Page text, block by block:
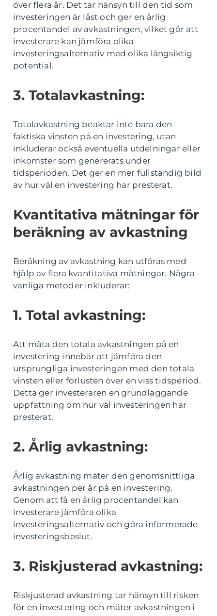
över flera år. Det tar hänsyn till den tid som
investeringen är låst och ger en årlig
procentandel av avkastningen, vilket gör att
investerare kan jämföra olika
investeringsalternativ med olika långsiktig
potential.
3. Totalavkastning:
Totalavkastning beaktar inte bara den
faktiska vinsten på en investering, utan
inkluderar också eventuella utdelningar eller
inkomster som genererats under
tidsperioden. Det ger en mer fullständig bild
av hur väl en investering har presterat.
Kvantitativa mätningar för
beräkning av avkastning
Beräkning av avkastning kan utföras med
hjälp av flera kvantitativa mätningar. Några
vanliga metoder inkluderar:
1. Total avkastning:
Att mäta den totala avkastningen på en
investering innebär att jämföra den
ursprungliga investeringen med den totala
vinsten eller förlusten över en viss tidsperiod.
Detta ger investeraren en grundläggande
uppfattning om hur väl investeringen har
presterat.
2. Årlig avkastning:
Årlig avkastning mäter den genomsnittliga
avkastningen per år på en investering.
Genom att få en årlig procentandel kan
investerare jämföra olika
investeringsalternativ och göra informerade
investeringsbeslut.
3. Riskjusterad avkastning:
Riskjusterad avkastning tar hänsyn till risken
för en investering och mäter avkastningen i